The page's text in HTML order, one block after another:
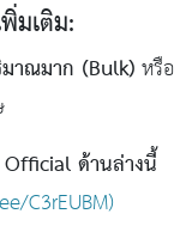
มเติม:
าณมาก (Bulk)หรือ
ด้านล่างนี้
C3rEUBM)